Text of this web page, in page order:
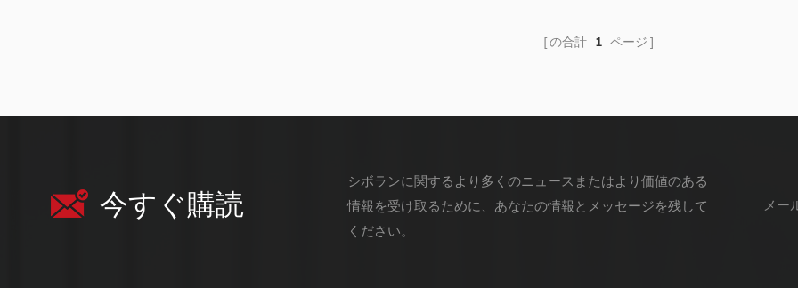
の合計 1 ページ
今すぐ購読
シボランに関するより多くのニュースまたはより価値のある
情報を受け取るために、あなたの情報とメッセージを残して
ください。